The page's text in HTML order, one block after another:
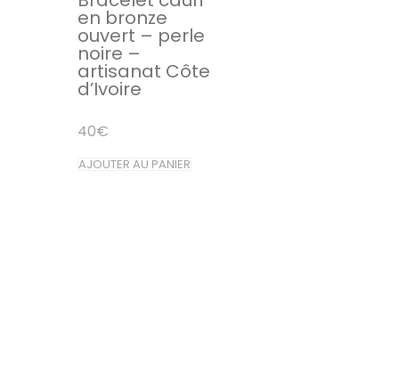
en bronze
ouvert – perle
noire –
artisanat Côte
d’Ivoire
40€
AJOUTER AU PANIER